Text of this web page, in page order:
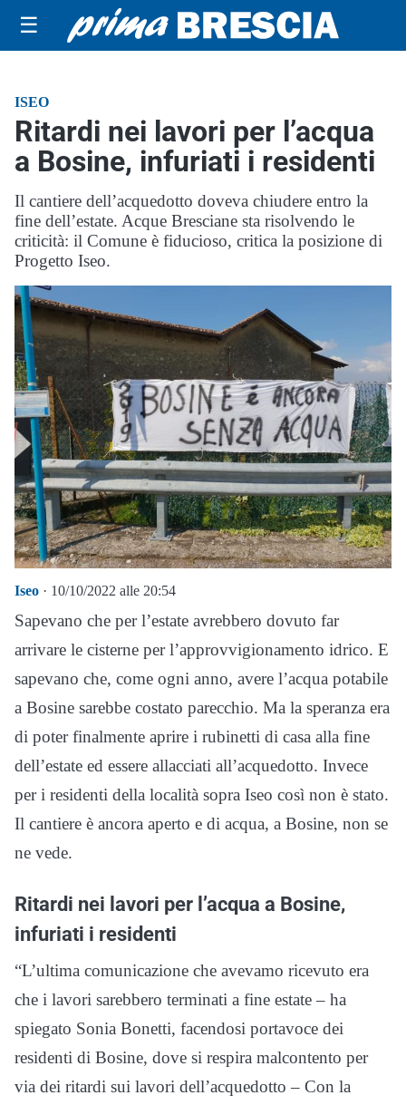
☰
ISEO
Ritardi nei lavori per l’acqua
a Bosine, infuriati i residenti
Il cantiere dell’acquedotto doveva chiudere entro la
fine dell’estate. Acque Bresciane sta risolvendo le
criticità: il Comune è fiducioso, critica la posizione di
Progetto Iseo.
Iseo · 10/10/2022 alle 20:54
Sapevano che per l’estate avrebbero dovuto far
arrivare le cisterne per l’approvvigionamento idrico. E
sapevano che, come ogni anno, avere l’acqua potabile
a Bosine sarebbe costato parecchio. Ma la speranza era
di poter finalmente aprire i rubinetti di casa alla fine
dell’estate ed essere allacciati all’acquedotto. Invece
per i residenti della località sopra Iseo così non è stato.
Il cantiere è ancora aperto e di acqua, a Bosine, non se
ne vede.
Ritardi nei lavori per l’acqua a Bosine,
infuriati i residenti
“L’ultima comunicazione che avevamo ricevuto era
che i lavori sarebbero terminati a fine estate – ha
spiegato Sonia Bonetti, facendosi portavoce dei
residenti di Bosine, dove si respira malcontento per
via dei ritardi sui lavori dell’acquedotto – Con la